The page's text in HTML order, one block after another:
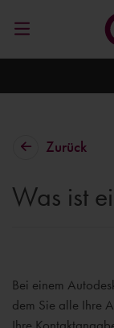
Zurück
Was ist
Bei einem
dem Sie alle Ihre
Ihre